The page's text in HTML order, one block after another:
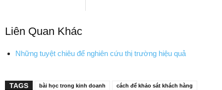
Liên Quan Khác
Những tuyệt chiêu để nghiên cứu thị trường hiệu quả
TAGS bài học trong kinh doanh
cách để khảo sát khách hàng